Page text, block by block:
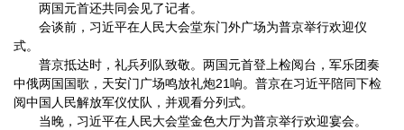
两国元首还共同会见了记者。
会谈前，习近平在人民大会堂东门外广场为普京举行欢迎仪
式。
普京抵达时，礼兵列队致敬。两国元首登上检阅台，军乐团奏
中俄两国国歌，天安门广场鸣放礼炮21响。普京在习近平陪同下检
阅中国人民解放军仪仗队，并观看分列式。
当晚，习近平在人民大会堂金色大厅为普京举行欢迎宴会。